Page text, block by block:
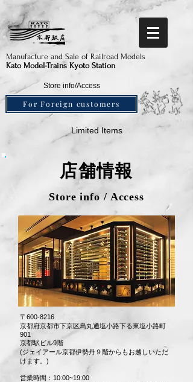
Manufacture and Sale of Railroad Models​
Kato Model-Trains Kyoto Station
Store info/Access
For Foreign customers
Limited Items
​店舗情報
​Store info / Access
〒600-8216
京都府京都市下京区烏丸通塩小路下る東塩小路町
901
京都駅ビル9階
(ジェイアール京都伊勢丹９階からもお越しいただ
けます。)
営業時間：10:00~19:00